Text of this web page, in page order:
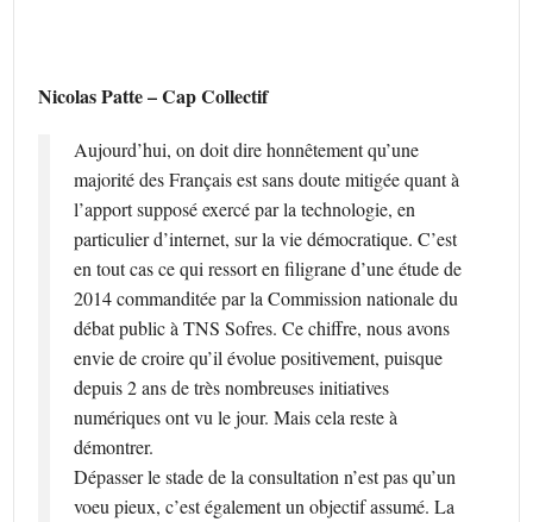
Nicolas Patte – Cap Collectif
Aujourd’hui, on doit dire honnêtement qu’une
majorité des Français est sans doute mitigée quant à
l’apport supposé exercé par la technologie, en
particulier d’internet, sur la vie démocratique. C’est
en tout cas ce qui ressort en filigrane d’une étude de
2014 commanditée par la Commission nationale du
débat public à TNS Sofres. Ce chiffre, nous avons
envie de croire qu’il évolue positivement, puisque
depuis 2 ans de très nombreuses initiatives
numériques ont vu le jour. Mais cela reste à
démontrer.
Dépasser le stade de la consultation n’est pas qu’un
voeu pieux, c’est également un objectif assumé. La